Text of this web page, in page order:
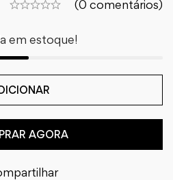
(0 comentários)
em estoque!
AGORA